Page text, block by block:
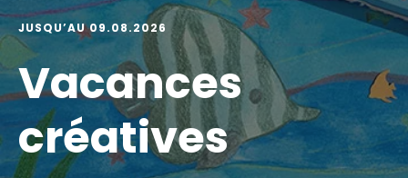
JUSQU’AU 13.08.2026
Big Art
Exclu web - Gros volumes à petits prix sur une
grande sélection de matériel artistique.